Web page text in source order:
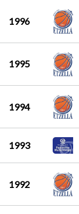
1996
1995
1994
1993
1992